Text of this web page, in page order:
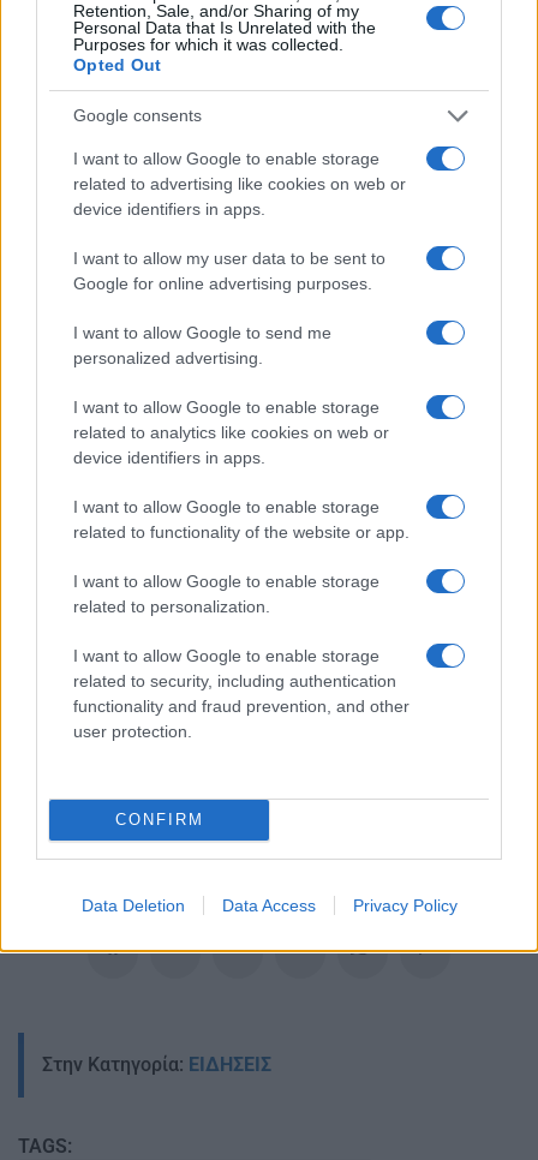
Retention, Sale, and/or Sharing of my
Personal Data that Is Unrelated with the
Purposes for which it was collected.
Opted Out
Google consents
I want to allow Google to enable storage
related to advertising like cookies on web or
device identifiers in apps.
I want to allow my user data to be sent to
Google for online advertising purposes.
I want to allow Google to send me
personalized advertising.
I want to allow Google to enable storage
related to analytics like cookies on web or
device identifiers in apps.
I want to allow Google to enable storage
related to functionality of the website or app.
I want to allow Google to enable storage
related to personalization.
I want to allow Google to enable storage
related to security, including authentication
functionality and fraud prevention, and other
user protection.
CONFIRM
Data Deletion Data Access Privacy Policy
επιβαρύνσεων που προκύπτουν με την εφαρμογή των
νέων αντικειμενικών αξιών και η ελάφρυνση των
ιδιοκτητών με μικρή και μεσαία ακίνητη περιουσία.
Με τον επανασχεδιασμό του
και την ενσωμάτωση
του συμπληρωματικού φόρου στην κλίμακα υπολογισμού
του κύριου φόρου για τα φυσικά πρόσωπα εκτιμάται ότι
θα προκύψουν ελαφρύνσεις για την πλειονότητα των
Ακολουθείστε το iPaideia.gr στο Google News
στο iPaideia.gr
Στην Κατηγορία: ΕΙΔΗΣΕΙΣ
TAGS: